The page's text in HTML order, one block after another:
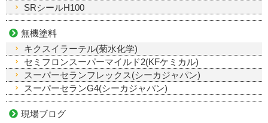
SRシールH100
無機塗料
キクスイラーテル(菊水化学)
セミフロンスーパーマイルド2(KFケミカル)
スーパーセランフレックス(シーカジャパン)
スーパーセランG4(シーカジャパン)
現場ブログ